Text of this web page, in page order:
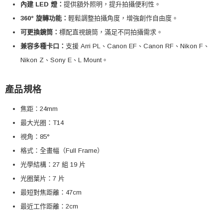
內建 LED 燈：提供額外照明，提升拍攝便利性。
360° 旋轉功能：輕鬆調整拍攝角度，增強創作自由度。
可更換鏡筒：標配直視鏡筒，滿足不同拍攝需求。
兼容多種卡口： 支援 Arri PL、Canon EF、Canon RF、Nikon F、
Nikon Z、Sony E、L Mount。
產品規格
焦距：24mm
最大光圈：T14
視角：85°
格式：全畫幅（Full Frame）
光學結構：27 組 19 片
光圈葉片：7 片
最短對焦距離：47cm
最近工作距離：2cm